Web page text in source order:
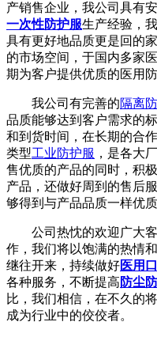
产销售企业，我公司具有
一次性防护服生产经验，
具有更好地品质更是回的
的市场空间，于国内多家
期为客户提供优质的医用防
我公司有完善的隔离
品质能够达到客户需求的
和到货时间，在长期的合
类型工业防护服 ，是各大
售优质的产品的同时，积
产品，还做好周到的售后
够得到与产品品质一样优
公司热忱的欢迎广大客
作，我们将以饱满的热情
继往开来，持续做好医用
各种服务，不断提高 防尘
比，我们相信，在不久的
成为行业中的佼佼者。